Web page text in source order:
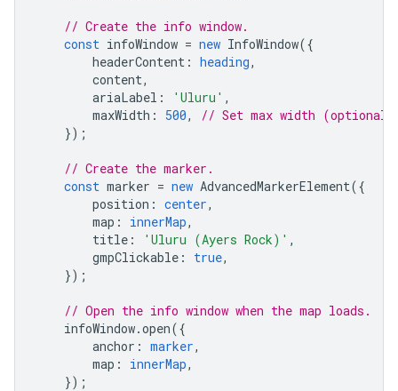
// Create the info window.
const infoWindow = new InfoWindow({
headerContent : heading,
content,
ariaLabel : 'Uluru' ,
maxWidth : 500,
// Set max width
});
// Create the marker.
const marker = new AdvancedMarkerElement({
position : center,
map : innerMap,
title : 'Uluru (Ayers Rock)' ,
gmpClickable : true,
});
// Open the info window when the map loads.
infoWindow.open({
anchor : marker,
map : innerMap,
});